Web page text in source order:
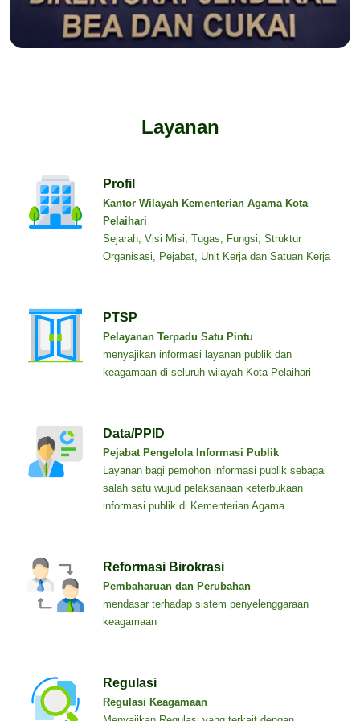
Layanan
Profil
Kantor Wilayah Kementerian Agama Kota
Pelaihari
Sejarah, Visi Misi, Tugas, Fungsi, Struktur
Organisasi, Pejabat, Unit Kerja dan Satuan Kerja
PTSP
Pelayanan Terpadu Satu Pintu
menyajikan informasi layanan publik dan
keagamaan di seluruh wilayah Kota Pelaihari
Data/PPID
Pejabat Pengelola Informasi Publik
Layanan bagi pemohon informasi publik sebagai
salah satu wujud pelaksanaan keterbukaan
informasi publik di Kementerian Agama
Reformasi Birokrasi
Pembaharuan dan Perubahan
mendasar terhadap sistem penyelenggaraan
keagamaan
Regulasi
Regulasi Keagamaan